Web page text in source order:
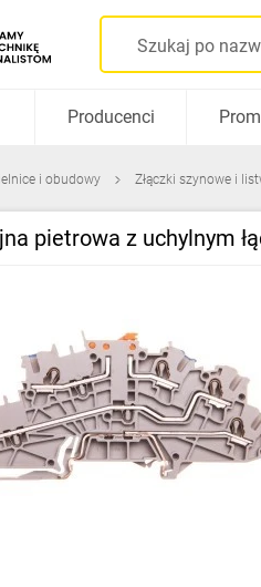
Producenci
i obudowy Złączki szynowe i
pietrowa z uchylnym